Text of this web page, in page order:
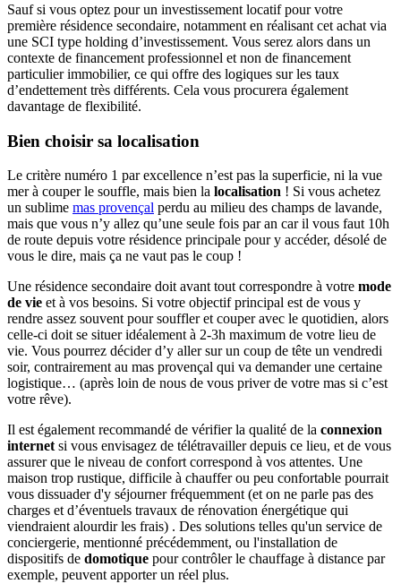
Sauf si vous optez pour un investissement locatif pour votre
première résidence secondaire, notamment en réalisant cet achat via
une SCI type holding d’investissement. Vous serez alors dans un
contexte de financement professionnel et non de financement
particulier immobilier, ce qui offre des logiques sur les taux
d’endettement très différents. Cela vous procurera également
davantage de flexibilité.
Bien choisir sa localisation
Le critère numéro 1 par excellence n’est pas la superficie, ni la vue
mer à couper le souffle, mais bien la localisation ! Si vous achetez
un sublime mas provençal perdu au milieu des champs de lavande,
mais que vous n’y allez qu’une seule fois par an car il vous faut 10h
de route depuis votre résidence principale pour y accéder, désolé de
vous le dire, mais ça ne vaut pas le coup !
Une résidence secondaire doit avant tout correspondre à votre mode
de vie et à vos besoins. Si votre objectif principal est de vous y
rendre assez souvent pour souffler et couper avec le quotidien, alors
celle-ci doit se situer idéalement à 2-3h maximum de votre lieu de
vie. Vous pourrez décider d’y aller sur un coup de tête un vendredi
soir, contrairement au mas provençal qui va demander une certaine
logistique… (après loin de nous de vous priver de votre mas si c’est
votre rêve).
Il est également recommandé de vérifier la qualité de la connexion
internet si vous envisagez de télétravailler depuis ce lieu, et de vous
assurer que le niveau de confort correspond à vos attentes. Une
maison trop rustique, difficile à chauffer ou peu confortable pourrait
vous dissuader d'y séjourner fréquemment (et on ne parle pas des
charges et d’éventuels travaux de rénovation énergétique qui
viendraient alourdir les frais) . Des solutions telles qu'un service de
conciergerie, mentionné précédemment, ou l'installation de
dispositifs de domotique pour contrôler le chauffage à distance par
exemple, peuvent apporter un réel plus.